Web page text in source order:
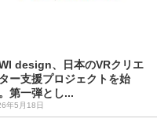
design、日本のVRクリエ
ー支援プロジェクトを始
第一弾とし...
年5月18日